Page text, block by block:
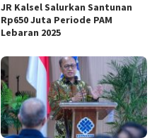
JR Kalsel Salurkan Santunan
Rp650 Juta Periode PAM
Lebaran 2025